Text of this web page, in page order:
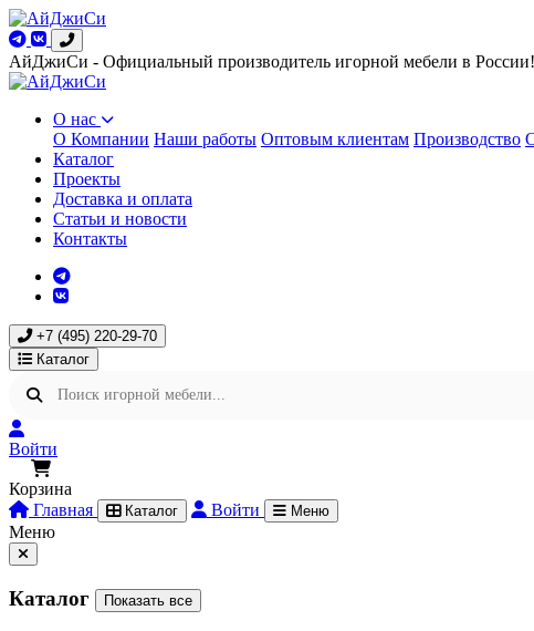
АйДжиСи - Официальный производитель игорной мебели в России!
О нас
О Компании Наши работы Оптовым клиентам Производство
Каталог
Проекты
Доставка и оплата
Статьи и новости
Контакты
+7 (495) 220-29-70
Каталог
Войти
Корзина
Главная
Каталог Войти Меню
Меню
Каталог Показать все